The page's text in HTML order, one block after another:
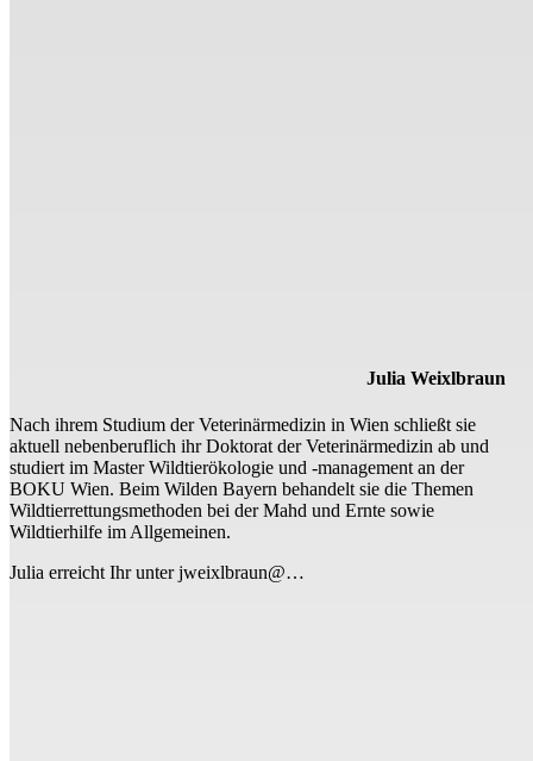
Julia Weixlbraun
Nach ihrem Studium der Veterinärmedizin in Wien schließt sie
aktuell nebenberuflich ihr Doktorat der Veterinärmedizin ab und
studiert im Master Wildtierökologie und -management an der
BOKU Wien. Beim Wilden Bayern behandelt sie die Themen
Wildtierrettungsmethoden bei der Mahd und Ernte sowie
Wildtierhilfe im Allgemeinen.
Julia erreicht Ihr unter jweixlbraun@…